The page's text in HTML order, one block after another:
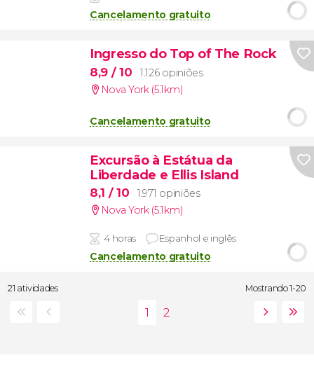
Cancelamento gratuito
Ingresso do Top of The Rock
8,9 / 10
1.126 opiniões
Nova York (5.1km)
Cancelamento gratuito
Excursão à Estátua da
Liberdade e Ellis Island
8,1 / 10
1.971 opiniões
Nova York (5.1km)
4 horas Espanhol e inglês
Cancelamento gratuito
21 atividades Mostrando 1-20